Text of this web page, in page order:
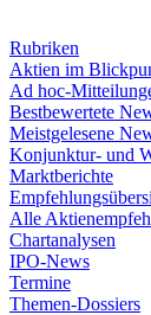
Rubriken
Aktien im
Ad hoc-
Bestbewertete
Meistgelesene
Konjunktur- und
Marktberichte
Alle
Chartanalysen
IPO-News
Termine
Themen-Dossiers